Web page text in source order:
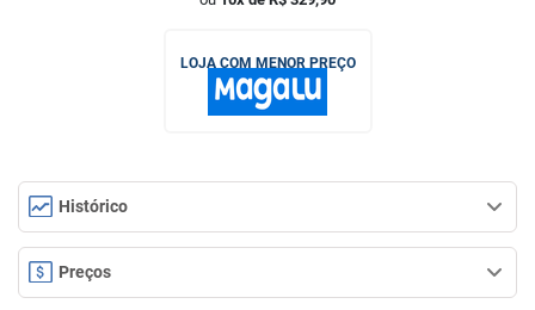
LOJA COM MENOR PREÇO
Histórico
Preços